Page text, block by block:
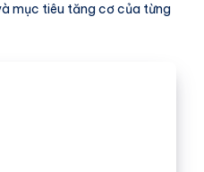
mục tiêu tăng cơ của từng